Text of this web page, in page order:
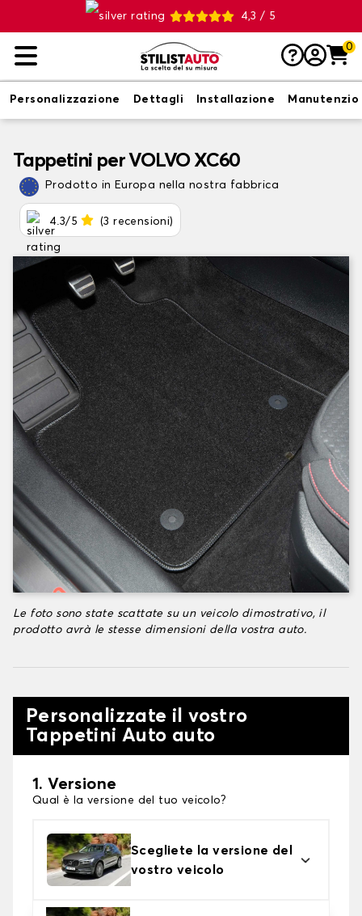
4,3 / 5
0
Personalizzazione Dettagli Installazione
Tappetini per VOLVO XC60
Prodotto in Europa nella nostra fabbrica
4.3/5 (3 recensioni)
Le foto sono state scattate su un veicolo dimostrativo, il
prodotto avrà le stesse dimensioni della vostra auto.
Personalizzate il vostro
Tappetini Auto auto
1. Versione
Qual è la versione del tuo veicolo?
Scegliete la versione del
vostro veicolo